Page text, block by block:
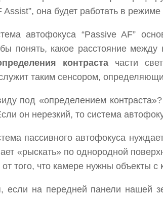
Assist”, она будет работать в
автофокуса “Passive AF”
понять, какое расстояние
контраста части
таким сенсором,
под «определением
он нерезкий, то система
пассивного автофокуса
«рыскать» по однородной
от того, что камере нужны объекты
если на передней панели нашей